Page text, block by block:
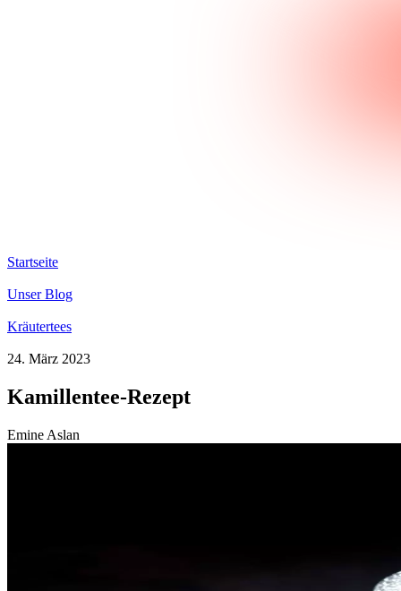
Startseite
Unser Blog
Kräutertees
24. März 2023
Kamillentee-Rezept
Emine Aslan